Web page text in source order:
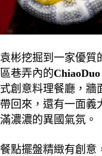
袁彬挖掘到一家優質
區巷弄內的ChiaoDuo
式創意料理餐廳，牆
帶回來，還有一面義
滿濃濃的異國氣氛。
餐點擺盤精緻有創意